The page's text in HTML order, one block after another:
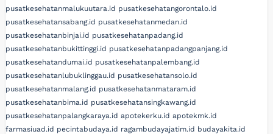
pusatkesehatanmalukuutara.id pusatkesehatangorontalo.id
pusatkesehatansabang.id pusatkesehatanmedan.id
pusatkesehatanbinjai.id pusatkesehatanpadang.id
pusatkesehatanbukittinggi.id pusatkesehatanpadangpanjang.id
pusatkesehatandumai.id pusatkesehatanpalembang.id
pusatkesehatanlubuklinggau.id pusatkesehatansolo.id
pusatkesehatanmalang.id pusatkesehatanmataram.id
pusatkesehatanbima.id pusatkesehatansingkawang.id
pusatkesehatanpalangkaraya.id apotekerku.id apotekmk.id
farmasiuad.id pecintabudaya.id ragambudayajatim.id budayakita.id